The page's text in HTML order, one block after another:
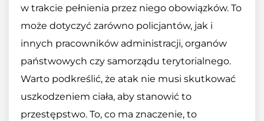
w trakcie pełnienia przez niego obowiązków. To
może dotyczyć zarówno policjantów, jak i
innych pracowników administracji, organów
państwowych czy samorządu terytorialnego.
Warto podkreślić, że atak nie musi skutkować
uszkodzeniem ciała, aby stanowić to
przestępstwo. To, co ma znaczenie, to